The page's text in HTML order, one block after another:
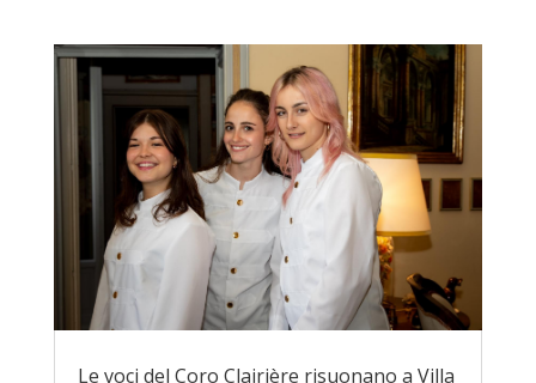
Le voci del Coro Clairière risuonano a Villa